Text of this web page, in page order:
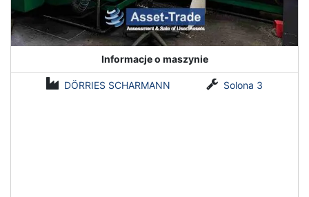
Informacje o maszynie
DÖRRIES SCHARMANN Solona 3